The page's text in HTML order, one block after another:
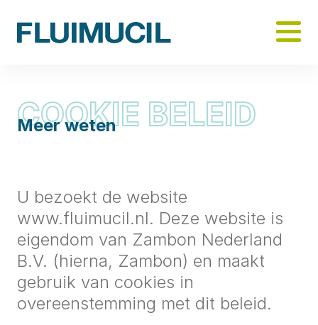
Cookie beleid
COOKIE BELEID
Meer weten
U bezoekt de website
www.fluimucil.nl. Deze website is
eigendom van Zambon Nederland
B.V. (hierna, Zambon) en maakt
gebruik van cookies in
overeenstemming met dit beleid.